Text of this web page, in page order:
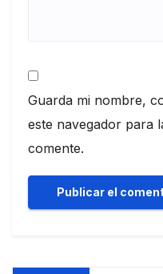
Guarda mi nombre,
este navegador para
comente.